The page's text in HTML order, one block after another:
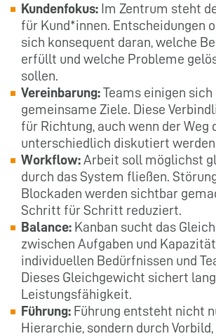
Kundenfokus: Im Zentrum steht
für Kund*innen. Entscheidungen
sich konsequent daran, welche
erfüllt und welche Probleme
sollen.
Vereinbarung: Teams einigen sich
gemeinsame Ziele. Diese
für Richtung, auch wenn der Weg
unterschiedlich diskutiert
Workflow: Arbeit soll möglichst
durch das System fließen.
Blockaden werden sichtbar
Schritt für Schritt reduziert.
Balance: Kanban sucht das
zwischen Aufgaben und
individuellen Bedürfnissen und
Dieses Gleichgewicht sichert
Leistungsfähigkeit.
Führung: Führung entsteht nicht
Hierarchie, sondern durch